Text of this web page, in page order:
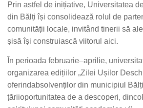
Prin astfel de inițiative, Universitatea
din Bălți își consolidează rolul de
comunității locale, invitând tinerii să
șisă își construiască viitorul aici.
În perioada februarie–aprilie,
organizarea edițiilor „Zilei Ușilor
oferindabsolvenților din municipiul Bălți
țăriioportunitatea de a descoperi,